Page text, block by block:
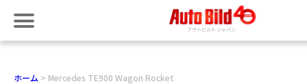
ホーム Mercedes TE900 Wagon Rocket